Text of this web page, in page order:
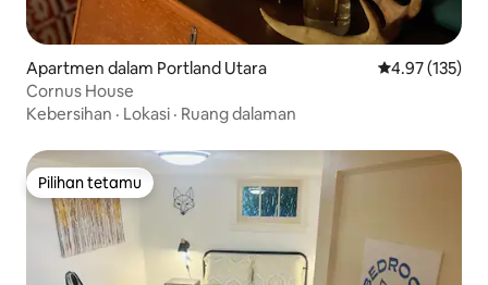
Apartmen dalam Portland Utara Penarafan
4.97 (135)
Cornus House
Kebersihan · Lokasi · Ruang dalaman
Pilihan tetamu
Pilihan tetamu